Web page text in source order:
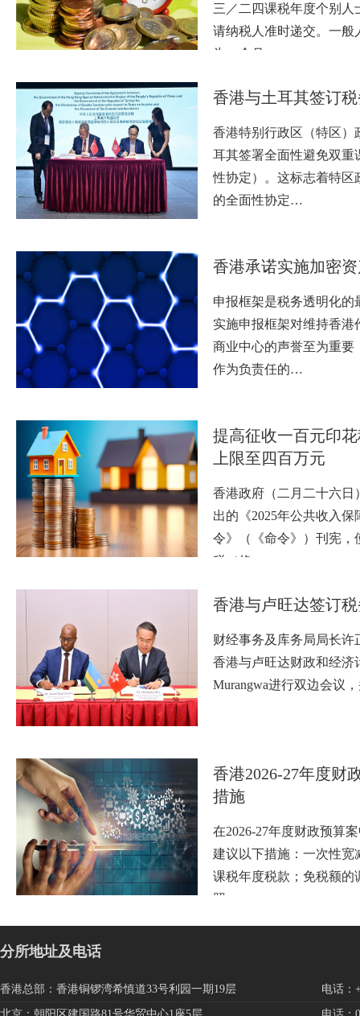
三／二四课税年度个别人
请纳税人准时递交。一般
为一个月…
香港与土耳其签订
香港特别行政区（特区）
耳其签署全面性避免双重
性协定）。这标志着特区
的全面性协定…
香港承诺实施加密
申报框架是税务透明化的
实施申报框架对维持香港
商业中心的声誉至为重要
作为负责任的…
提高征收一百元印
上限至四百万元
香港政府（二月二十六日
出的《2025年公共收入保
令》（《命令》）刊宪，
税（修…
香港与卢旺达签订
财经事务及库务局局长许
香港与卢旺达财政和经济
Murangwa进行双边会议
香港2026-27年度财
措施
在2026-27年度财政预算
建议以下措施：一次性宽
课税年度税款；免税额的
照…
分所地址及电话
香港总部：香港铜锣湾希慎道33号利园一期19层 电话：
北京：朝阳区建国路81号华贸中心1座5层 电话：